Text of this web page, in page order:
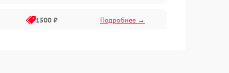
1500 ₽ Подробнее →